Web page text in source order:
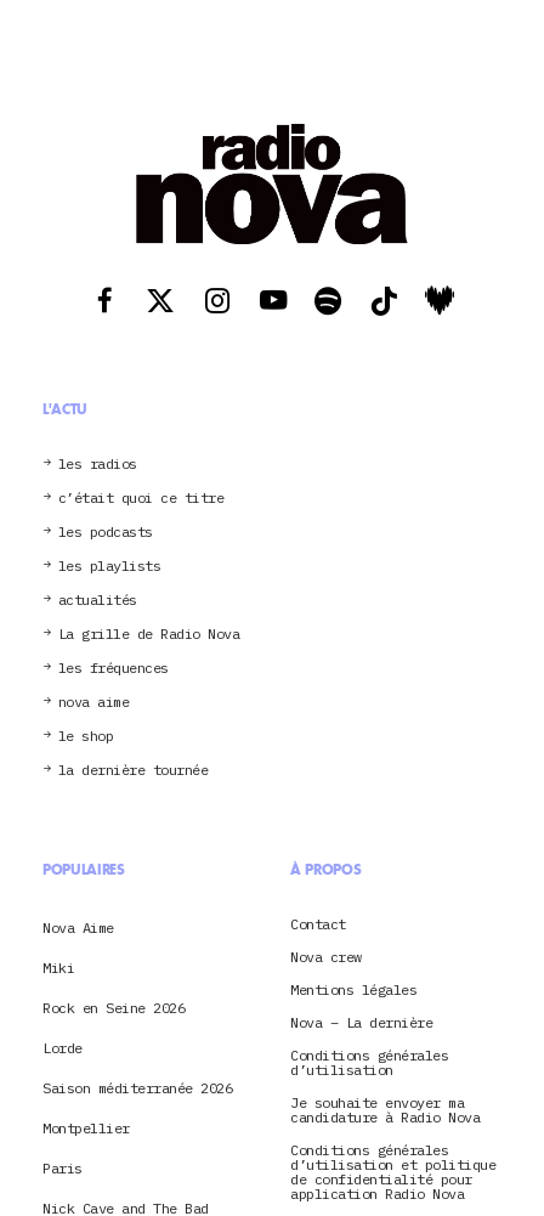
L'ACTU
les radios
c’était quoi ce titre
les podcasts
les playlists
actualités
La grille de Radio Nova
les fréquences
nova aime
le shop
la dernière tournée
POPULAIRES
Nova Aime
Miki
Rock en Seine 2026
Lorde
Saison méditerranée 2026
Montpellier
Paris
Nick Cave and The Bad
À PROPOS
Contact
Nova crew
Mentions légales
Nova – La dernière
Conditions générales
d’utilisation
Je souhaite envoyer ma
candidature à Radio Nova
Conditions générales
d’utilisation et politique
de confidentialité pour
application Radio Nova